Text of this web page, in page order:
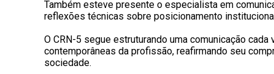
Também esteve presente o especialista em
reflexões técnicas sobre posicionamento
O CRN-5 segue estruturando uma comunicação
contemporâneas da profissão, reafirmando seu
sociedade.